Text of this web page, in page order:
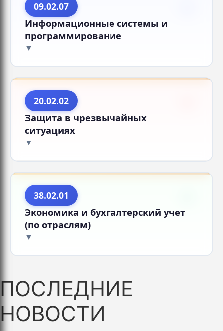
09.02.07
Информационные системы и
программирование
20.02.02
Защита в чрезвычайных
ситуациях
38.02.01
Экономика и бухгалтерский учет
(по отраслям)
ПОСЛЕДНИЕ
НОВОСТИ